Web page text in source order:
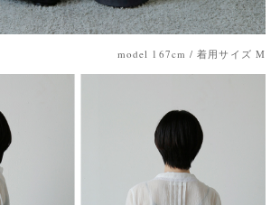
model 167cm / 着用サイズ M